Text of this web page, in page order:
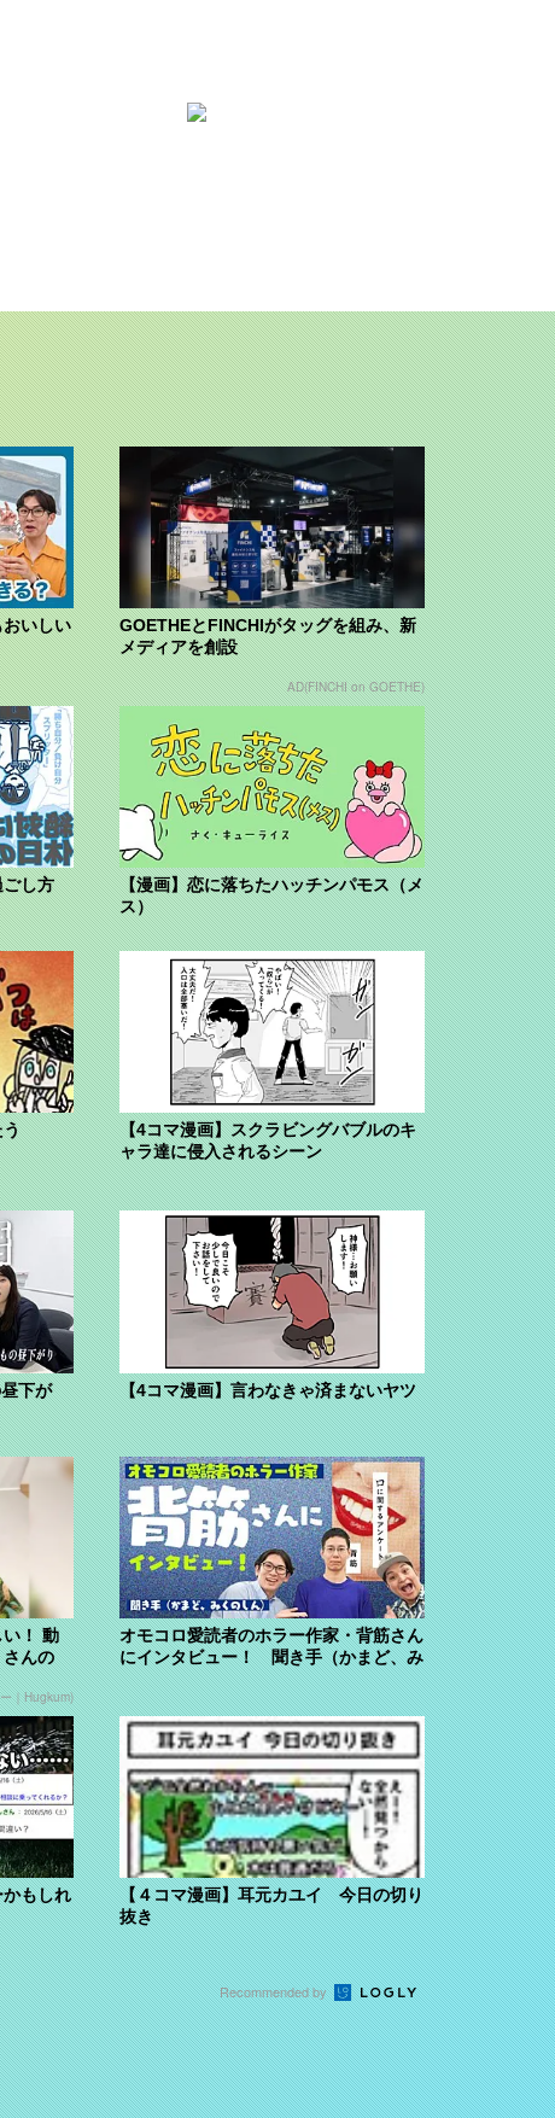
いしい
GOETHEとFINCHIがタッグを組み、新
メディアを創設
AD(FINCHI on GOETHE)
ごし方
【漫画】恋に落ちたハッチンパモス（メ
ス）
う
【4コマ漫画】スクラビングバブルのキ
ャラ達に侵入されるシーン
下が
【4コマ漫画】言わなきゃ済まないヤツ
い！ 動
さんの
｜Hugkum)
オモコロ愛読者のホラー作家・背筋さん
にインタビュー！ 聞き手（かまど、み
くのしん...
もしれ
【４コマ漫画】耳元カユイ 今日の切り
抜き
Recommended by